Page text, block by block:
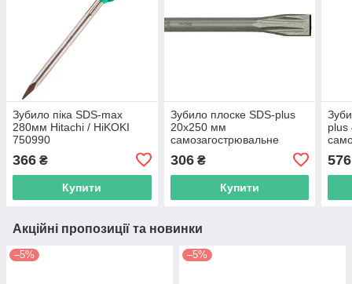
Зубило піка SDS-max
280мм Hitachi / HiKOKI
750990
366 ₴
Купити
Зубило плоске SDS-plus
20х250 мм
самозагострювальне
751588
306₴
Купити
plus
576
Акційні пропозиції та новинки
–5% –5%